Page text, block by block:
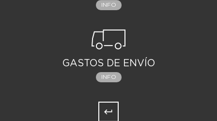
INFO
GASTOS DE ENVÍO
INFO